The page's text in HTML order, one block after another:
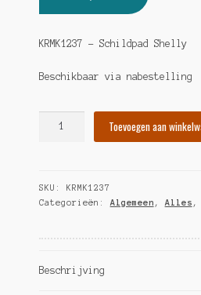
KRMK1237 – Schildpad Shelly
Beschikbaar via nabestelling
Toevoegen aan
SKU: KRMK1237
Categorieën: Algemeen , Alles
Beschrijving